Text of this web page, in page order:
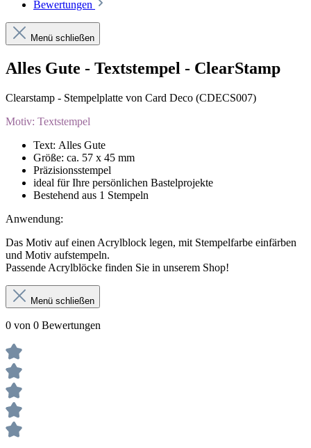
Bewertungen
Menü schließen
Alles Gute - Textstempel - ClearStamp
Clearstamp - Stempelplatte von Card Deco (CDECS007)
Motiv: Textstempel
Text: Alles Gute
Größe: ca. 57 x 45 mm
Präzisionsstempel
ideal für Ihre persönlichen Bastelprojekte
Bestehend aus 1 Stempeln
Anwendung:
Das Motiv auf einen Acrylblock legen, mit Stempelfarbe einfärben
und Motiv aufstempeln.
Passende Acrylblöcke finden Sie in unserem Shop!
Menü schließen
0 von 0 Bewertungen